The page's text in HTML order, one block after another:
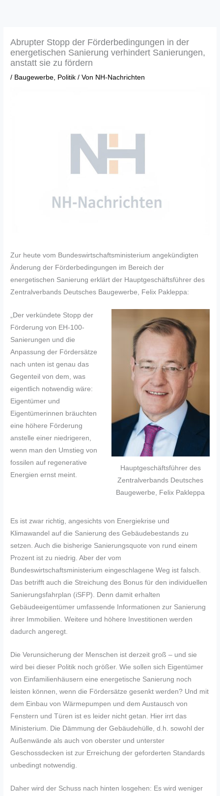
Abrupter Stopp der Förderbedingungen in der
energetischen Sanierung verhindert Sanierungen,
anstatt sie zu fördern
/ Baugewerbe, Politik / Von NH-Nachrichten
Zur heute vom Bundeswirtschaftsministerium angekündigten
Änderung der Förderbedingungen im Bereich der
energetischen Sanierung erklärt der Hauptgeschäftsführer des
Zentralverbands Deutsches Baugewerbe, Felix Pakleppa:
Hauptgeschäftsführer des
Zentralverbands Deutsches
Baugewerbe, Felix Pakleppa
„Der verkündete Stopp der
Förderung von EH-100-
Sanierungen und die
Anpassung der Fördersätze
nach unten ist genau das
Gegenteil von dem, was
eigentlich notwendig wäre:
Eigentümer und
Eigentümerinnen bräuchten
eine höhere Förderung
anstelle einer niedrigeren,
wenn man den Umstieg von
fossilen auf regenerative
Energien ernst meint.
Es ist zwar richtig, angesichts von Energiekrise und
Klimawandel auf die Sanierung des Gebäudebestands zu
setzen. Auch die bisherige Sanierungsquote von rund einem
Prozent ist zu niedrig. Aber der vom
Bundeswirtschaftsministerium eingeschlagene Weg ist falsch.
Das betrifft auch die Streichung des Bonus für den individuellen
Sanierungsfahrplan (iSFP). Denn damit erhalten
Gebäudeeigentümer umfassende Informationen zur Sanierung
ihrer Immobilien. Weitere und höhere Investitionen werden
dadurch angeregt.
Die Verunsicherung der Menschen ist derzeit groß – und sie
wird bei dieser Politik noch größer. Wie sollen sich Eigentümer
von Einfamilienhäusern eine energetische Sanierung noch
leisten können, wenn die Fördersätze gesenkt werden? Und mit
dem Einbau von Wärmepumpen und dem Austausch von
Fenstern und Türen ist es leider nicht getan. Hier irrt das
Ministerium. Die Dämmung der Gebäudehülle, d.h. sowohl der
Außenwände als auch von oberster und unterster
Geschossdecken ist zur Erreichung der geforderten Standards
unbedingt notwendig.
Daher wird der Schuss nach hinten losgehen: Es wird weniger